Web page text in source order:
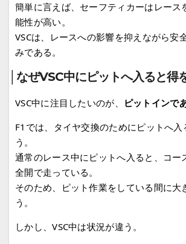
簡単に言えば、セーフティカーはレース
能性が高い。
VSCは、レースへの影響を抑えながら安
みである。
│なぜVSC中にピットへ入ると得
VSC中に注目したいのが、
ピットインで
F1では、タイヤ交換のためにピットへ入
う。
通常のレース中にピットへ入ると、コー
全開で走っている。
そのため、ピット作業をしている間に大
う。
しかし、VSC中は状況が違う。